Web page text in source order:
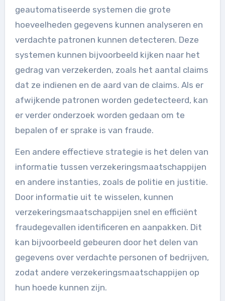
geautomatiseerde systemen die grote
hoeveelheden gegevens kunnen analyseren en
verdachte patronen kunnen detecteren. Deze
systemen kunnen bijvoorbeeld kijken naar het
gedrag van verzekerden, zoals het aantal claims
dat ze indienen en de aard van de claims. Als er
afwijkende patronen worden gedetecteerd, kan
er verder onderzoek worden gedaan om te
bepalen of er sprake is van fraude.
Een andere effectieve strategie is het delen van
informatie tussen verzekeringsmaatschappijen
en andere instanties, zoals de politie en justitie.
Door informatie uit te wisselen, kunnen
verzekeringsmaatschappijen snel en efficiënt
fraudegevallen identificeren en aanpakken. Dit
kan bijvoorbeeld gebeuren door het delen van
gegevens over verdachte personen of bedrijven,
zodat andere verzekeringsmaatschappijen op
hun hoede kunnen zijn.